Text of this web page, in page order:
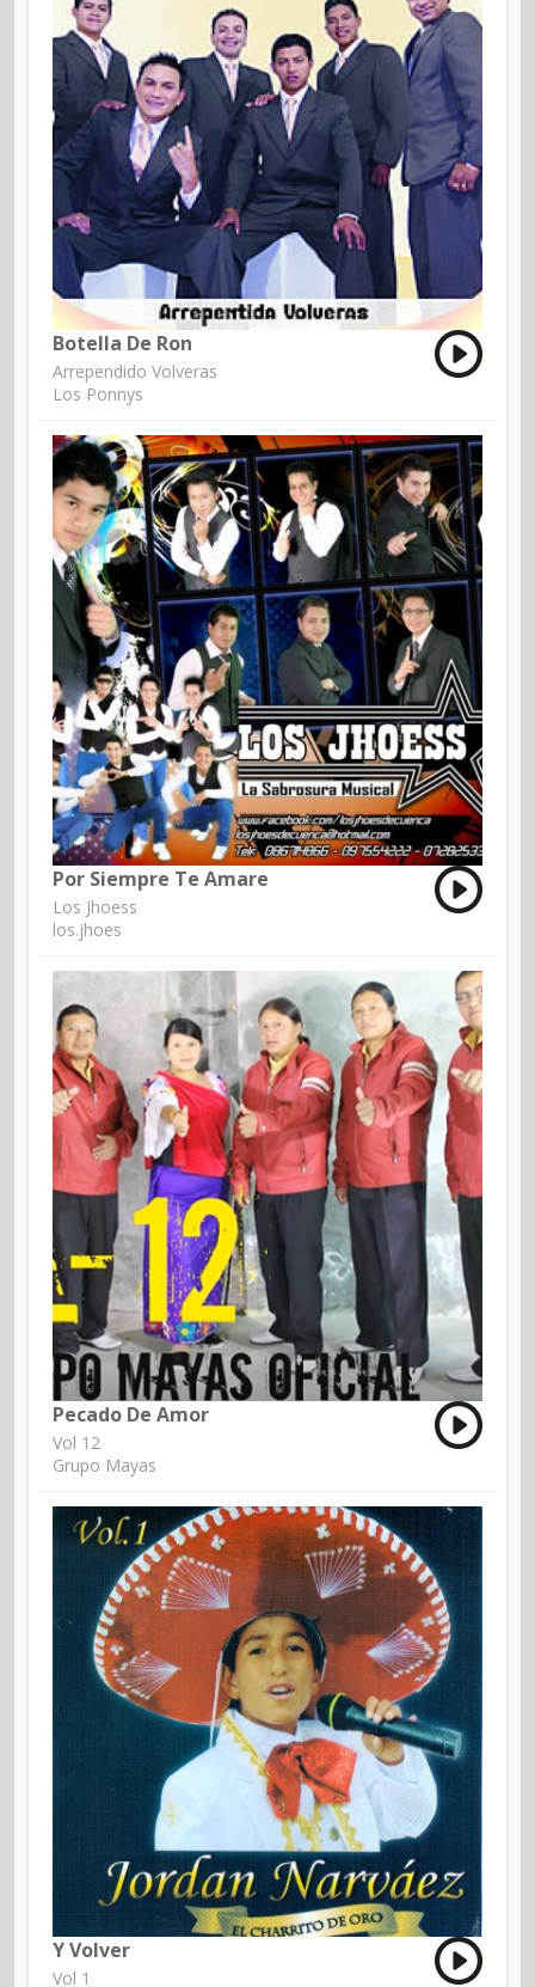
Botella De Ron
Arrependido Volveras
Los Ponnys
Por Siempre Te Amare
Los Jhoess
los.jhoes
Pecado De Amor
Vol 12
Grupo Mayas
Y Volver
Vol 1